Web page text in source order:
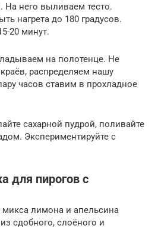
На него выливаем тесто.
нагрета до 180 градусов.
20 минут.
на полотенце. Не
распределяем нашу
часов ставим в прохладное
сахарной пудрой, поливайте
Экспериментируйте с
для пирогов с
лимона и апельсина
сдобного, слоёного и